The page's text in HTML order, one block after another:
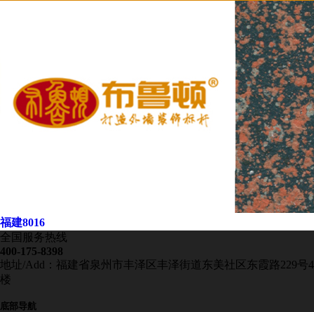
福建8016
全国服务热线
400-175-8398
地址/Add：福建省泉州市丰泽区丰泽街道东美社区东霞路229号4
楼
底部导航